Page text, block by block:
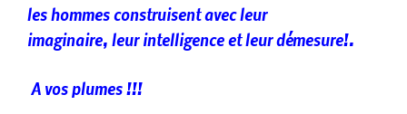
les hommes construisent avec leur
imaginaire, leur intelligence et leur démesure!.
A vos plumes !!!